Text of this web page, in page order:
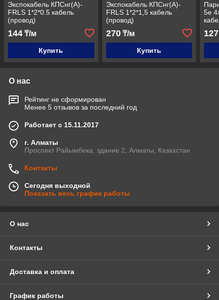
Экспокабель КПСнг(А)-
FRLS 1*2*0.5 кабель
(провод)
144 ₸/м
Купить
Экспокабель КПСнг(А)-
FRLS 1*2*1,5 кабель
(провод)
270₸/м
Купить
5e
О нас
Рейтинг не сформирован
Менее 5 отзывов за последний год
Работает с 15.11.2017
г. Алматы
Проспект Райымбека, здание 2, Алматы, Казахстан
Контакты
Сегодня выходной
Показать весь график работы
О нас
Контакты
Доставка и оплата
График работы